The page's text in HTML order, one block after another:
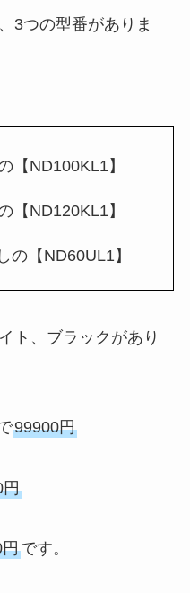
3つの型番がありま
【ND100KL1】
【ND120KL1】
の【ND60UL1】
ト、ブラックがあり
99900円
円
です。